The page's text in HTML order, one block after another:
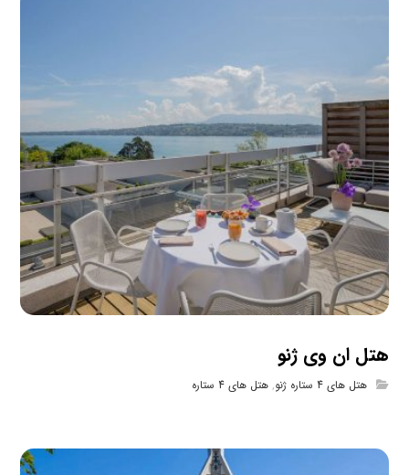
هتل ان وی ژنو
هتل های 4 ستاره ژنو ,هتل های 4 ستاره